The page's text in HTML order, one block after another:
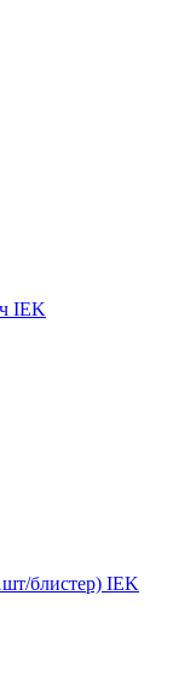
IEK
блистер) IEK